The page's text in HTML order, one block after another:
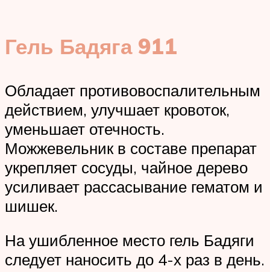
Гель Бадяга 911
Обладает противовоспалительным
действием, улучшает кровоток,
уменьшает отечность.
Можжевельник в составе препарат
укрепляет сосуды, чайное дерево
усиливает рассасывание гематом и
шишек.
На ушибленное место гель Бадяги
следует наносить до 4-х раз в день.